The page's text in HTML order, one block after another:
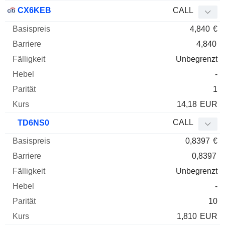
CX6KEB CALL
4,840 €
4,840
Unbegrenzt
-
1
14,18 EUR
TD6NS0 CALL
0,8397 €
0,8397
Unbegrenzt
-
10
1,810 EUR